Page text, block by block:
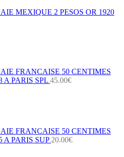
MEXIQUE 2 PESOS OR 1920
FRANCAISE 50 CENTIMES
A PARIS SPL 45.00€
FRANCAISE 50 CENTIMES
A PARIS SUP 20.00€